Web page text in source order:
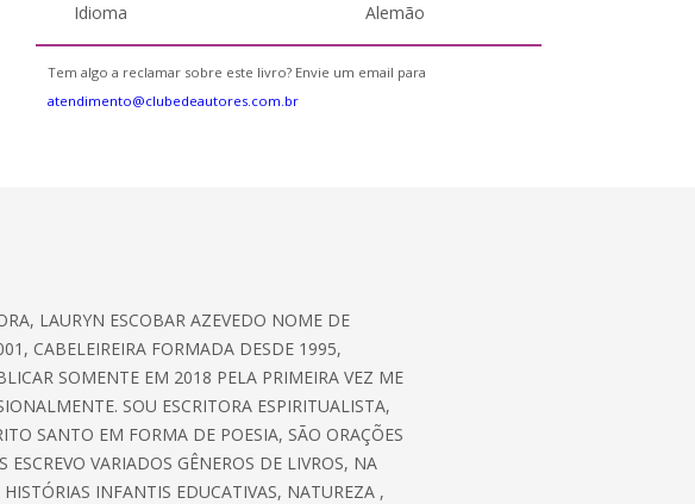
Idioma Alemão
Tem algo a reclamar sobre este livro? Envie um email para
atendimento@clubedeautores.com.br
LAURYN ESCOBAR AZEVEDO NOME DE
CABELEIREIRA FORMADA DESDE 1995,
SOMENTE EM 2018 PELA PRIMEIRA VEZ ME
SOU ESCRITORA ESPIRITUALISTA,
SANTO EM FORMA DE POESIA, SÃO ORAÇÕES
ESCREVO VARIADOS GÊNEROS DE LIVROS, NA
INFANTIS EDUCATIVAS, NATUREZA ,